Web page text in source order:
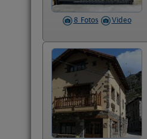
8 Fotos Video